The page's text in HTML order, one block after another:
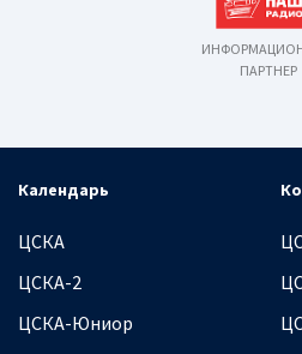
ПАРТНЕР
Календарь
ЦСКА
ЦСКА-2
ЦСКА-Юниор